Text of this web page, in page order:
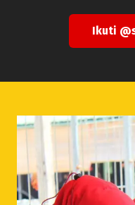
Ikuti